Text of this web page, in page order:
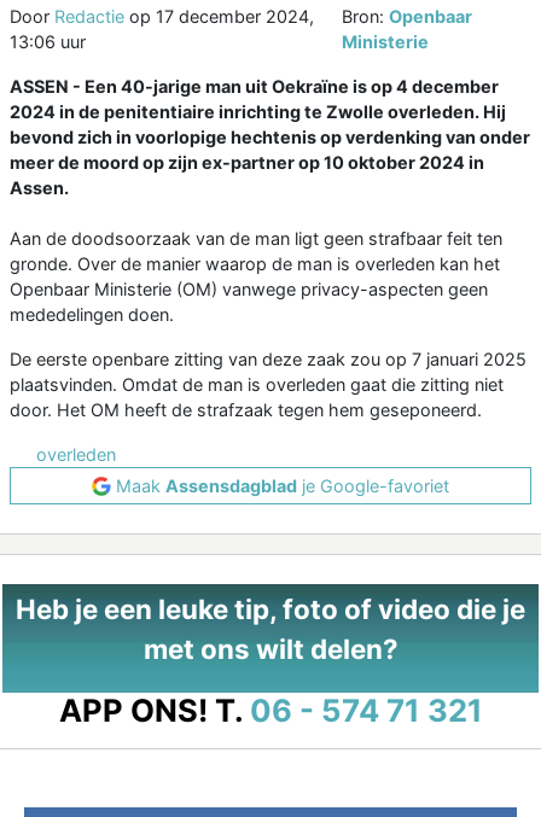
Door Redactie op 17 december 2024,
13:06 uur
Bron: Openbaar
Ministerie
ASSEN - Een 40-jarige man uit Oekraïne is op 4 december
2024 in de penitentiaire inrichting te Zwolle overleden. Hij
bevond zich in voorlopige hechtenis op verdenking van onder
meer de moord op zijn ex-partner op 10 oktober 2024 in
Assen.
Aan de doodsoorzaak van de man ligt geen strafbaar feit ten
gronde. Over de manier waarop de man is overleden kan het
Openbaar Ministerie (OM) vanwege privacy-aspecten geen
mededelingen doen.
De eerste openbare zitting van deze zaak zou op 7 januari 2025
plaatsvinden. Omdat de man is overleden gaat die zitting niet
door. Het OM heeft de strafzaak tegen hem geseponeerd.
overleden
Maak Assensdagblad je Google-favoriet
Heb je een leuke tip, foto of video die je
met ons wilt delen?
APP ONS! T. 06 - 574 71 321